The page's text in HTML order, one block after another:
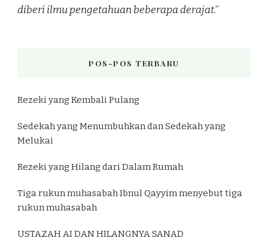
diberi ilmu pengetahuan beberapa derajat.”
POS-POS TERBARU
Rezeki yang Kembali Pulang
Sedekah yang Menumbuhkan dan Sedekah yang
Melukai
Rezeki yang Hilang dari Dalam Rumah
Tiga rukun muhasabah Ibnul Qayyim menyebut tiga
rukun muhasabah
USTAZAH AI DAN HILANGNYA SANAD